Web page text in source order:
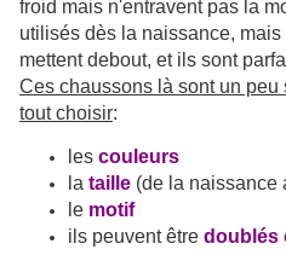
froid mais n'entravent pas la
utilisés dès la naissance,
mettent debout, et ils sont
Ces chaussons là sont un
tout choisir:
les couleurs
la taille (de la naissance
le motif
ils peuvent être doublés